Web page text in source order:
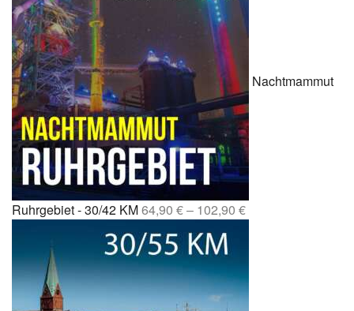
Nachtmammut
Ruhrgebiet - 30/42 KM64,90 €– 102,90 €